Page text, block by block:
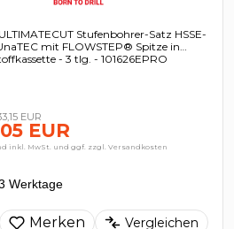
Stufenbohrer-Satz HSSE-
mit FLOWSTEP® Spitze in
- 3 tlg. - 101626EPRO
EUR
EUR
inkl. MwSt. und ggf. zzgl. Versandkosten
Werktage
Merken Vergleichen